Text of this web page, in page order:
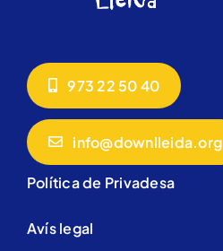
973 22 50 40
info@downlleida.org
Política de Privadesa
Avís legal